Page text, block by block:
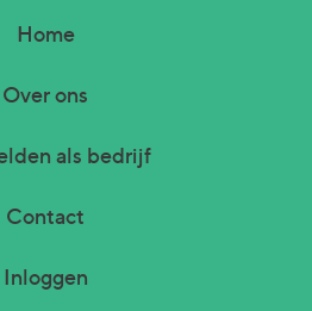
Home
Over ons
als bedrijf
Contact
Inloggen